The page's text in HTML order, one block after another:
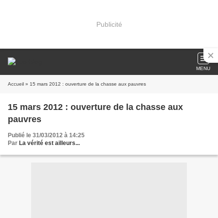
Publicité
MENU
Accueil » 15 mars 2012 : ouverture de la chasse aux pauvres
15 mars 2012 : ouverture de la chasse aux
pauvres
Publié le 31/03/2012 à 14:25
Par La vérité est ailleurs...